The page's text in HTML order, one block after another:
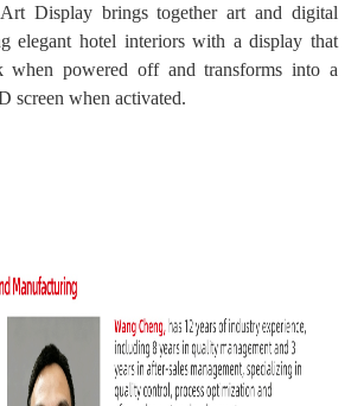
Display brings together art and digital
elegant hotel interiors with a display that
when powered off and transforms into a
screen when activated.